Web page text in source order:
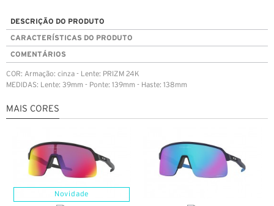
DESCRIÇÃO DO PRODUTO
CARACTERÍSTICAS DO PRODUTO
COMENTÁRIOS
COR: Armação: cinza - Lente: PRIZM 24K
MEDIDAS: Lente: 39mm - Ponte: 139mm - Haste: 138mm
MAIS CORES
Novidade